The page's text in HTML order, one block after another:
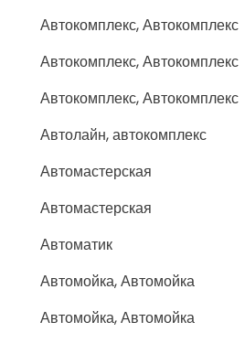
Автокомплекс, Автокомплекс
Автокомплекс, Автокомплекс
Автокомплекс, Автокомплекс
Автолайн, автокомплекс
Автомастерская
Автомастерская
Автоматик
Автомойка, Автомойка
Автомойка, Автомойка